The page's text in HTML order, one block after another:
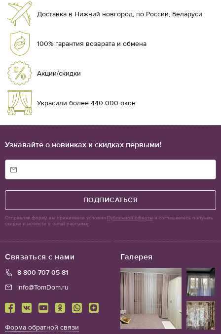
Доставка в Нижний новгород, по России, Беларуси
100% гарантия возврата и обмена
Акции/скидки
Украсили более 440 000 окон
Галерея
Связаться с нами
8-800-707-05-81
info@TomDom.ru
Форма обратной связи
Узнавайте о новинках и скидках первыми!
ПОДПИСАТЬСЯ
Отправляя форму, вы принимаете условия Публичной оферты и соглашаетесь получать
скидки и новости в e-mail рассылке